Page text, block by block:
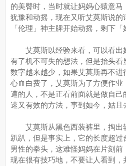
的美臀时，当时就让妈妈心猿意
犹豫和动摇，现在又听艾莫斯说的
「伦理」神主牌开始动摇，剩下「
艾莫斯以经验来看，可以看出
有了机不可失的想法，但是抬头
数字越来越少，如果艾莫斯再不
心血白费了，艾莫斯为了方便作业
遭的人，不是正看前面就是做自
速又有效的方法，事到如今，姑且
艾莫斯从黑色西装裤里，掏出
趴趴，但是事实上，它的长度超
男性的拳头，这难怪妈妈在片刻
现在很有技巧地，不要让人看到